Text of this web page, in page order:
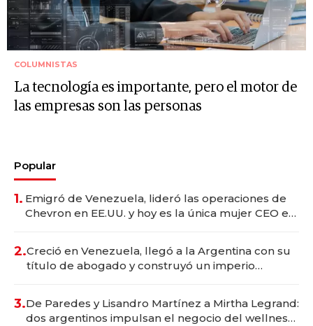
COLUMNISTAS
La tecnología es importante, pero el motor de
las empresas son las personas
Popular
1. Emigró de Venezuela, lideró las operaciones de
Chevron en EE.UU. y hoy es la única mujer CEO en
2.Creció en Venezuela, llegó a la Argentina con su
título de abogado y construyó un imperio
3.De Paredes y Lisandro Martínez a Mirtha Legrand:
dos argentinos impulsan el negocio del wellness